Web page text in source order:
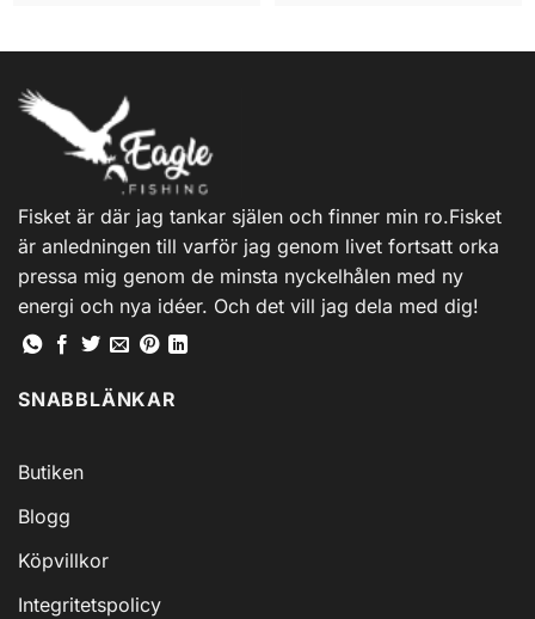
Fisket är där jag tankar själen och finner min ro.Fisket
är anledningen till varför jag genom livet fortsatt orka
pressa mig genom de minsta nyckelhålen med ny
energi och nya idéer. Och det vill jag dela med dig!
SNABBLÄNKAR
Butiken
Blogg
Köpvillkor
Integritetspolicy